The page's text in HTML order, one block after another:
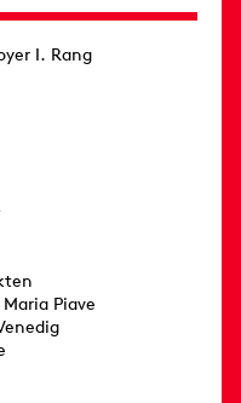
I. Rang
Piave